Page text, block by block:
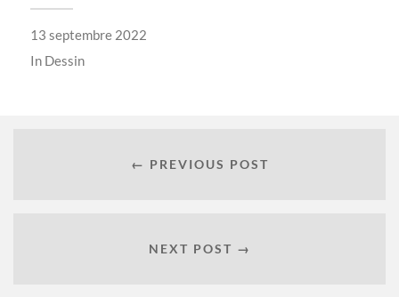
13 septembre 2022
In Dessin
← PREVIOUS POST
NEXT POST →